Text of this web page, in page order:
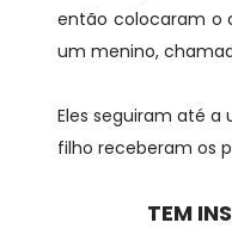
então colocaram o
um menino,
Eles seguiram até
filho receberam os
TEM